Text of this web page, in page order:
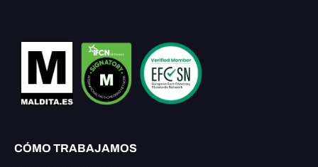
CÓMO TRABAJAMOS